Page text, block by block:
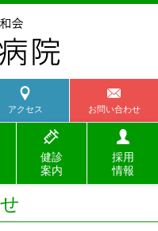
アクセス お問い合わせ
健診
案内
採用
情報